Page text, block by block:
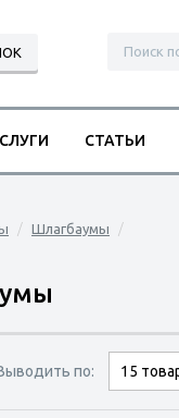
Шлагбаумы
по: 9
15
30
СТАТЬИ